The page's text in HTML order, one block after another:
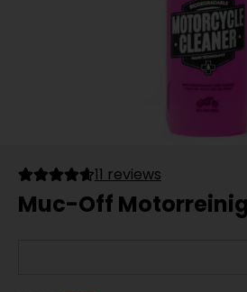
11 reviews
Muc-Off